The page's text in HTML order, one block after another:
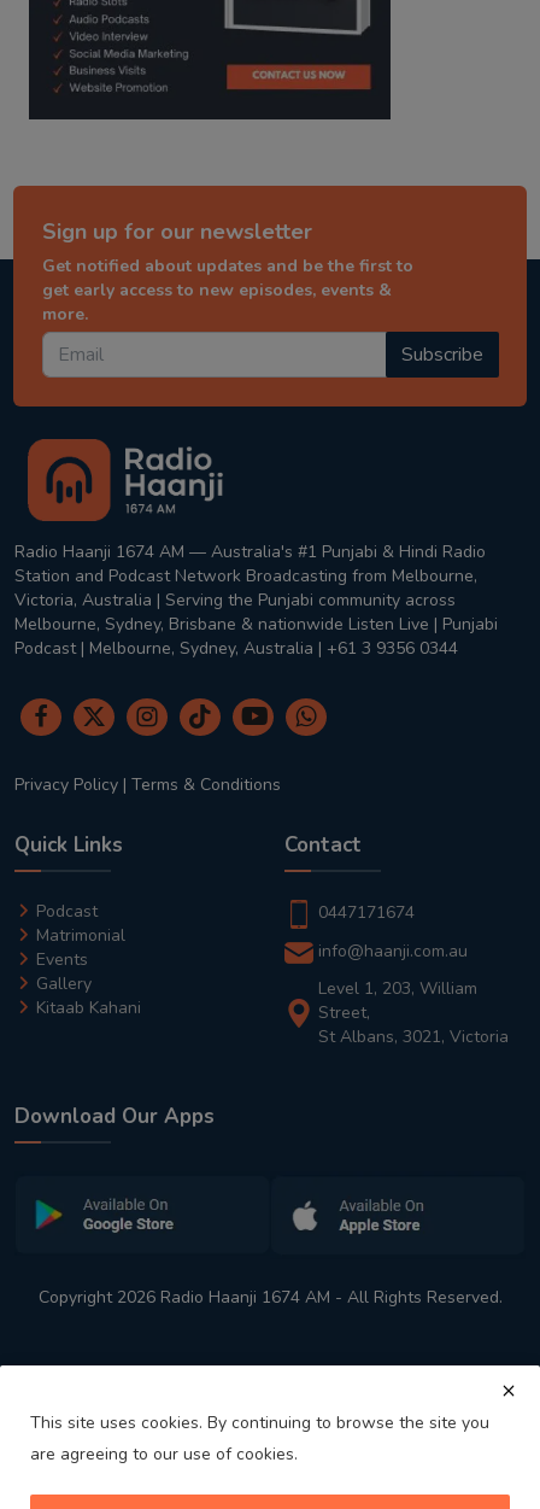
Sign up for our newsletter
Get notified about updates and be the first to
get early access to new episodes, events &
more.
Subscribe
Radio Haanji 1674 AM — Australia's #1 Punjabi & Hindi Radio
Station and Podcast Network Broadcasting from Melbourne,
Victoria, Australia | Serving the Punjabi community across
Melbourne, Sydney, Brisbane & nationwide Listen Live | Punjabi
Podcast | Melbourne, Sydney, Australia | +61 3 9356 0344
Privacy Policy | Terms & Conditions
Quick Links
Podcast
Matrimonial
Events
Gallery
Kitaab Kahani
Contact
0447171674
info@haanji.com.au
Level 1, 203, William
Street,
St Albans, 3021, Victoria
Download Our Apps
Copyright 2026 Radio Haanji 1674 AM - All Rights Reserved.
This site uses cookies. By continuing to browse the site you
are agreeing to our use of cookies.
Australia's No. 1 Indian Radio Station